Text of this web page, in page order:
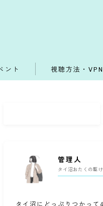
ント 視聴方法・VPN
管理人
タイ沼おたくの駆
タイ沼にどっぷりつかって